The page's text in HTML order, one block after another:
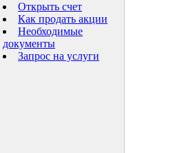
Открыть счет
Как продать акции
Необходимые
документы
Запрос на услуги